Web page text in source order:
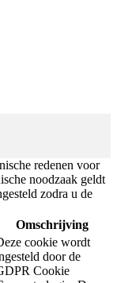
redenen voor
noodzaak geldt
zodra u de
Omschrijving
cookie wordt
door de
Cookie